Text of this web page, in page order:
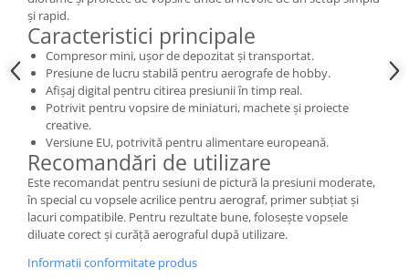
Vallejo Auxiliaries
Vallejo Acrylic Textures
Vopsea la sticluta
Vallejo Liquid Gold
Vallejo Surface Primer
Vallejo Weathering Effects
Vallejo Model Wash
Vallejo Metal Color
AK Interactive
Vopsea Chrome
Creioane Weathering
și rapid.
Caracteristici principale
Compresor mini, ușor de depozitat și transportat.
Presiune de lucru stabilă pentru aerografe de hobby.
Afișaj digital pentru citirea presiunii în timp real.
Potrivit pentru vopsire de miniaturi, machete și proiecte
creative.
Versiune EU, potrivită pentru alimentare europeană.
Recomandări de utilizare
Este recomandat pentru sesiuni de pictură la presiuni moderate,
în special cu vopsele acrilice pentru aerograf, primer subțiat și
lacuri compatibile. Pentru rezultate bune, folosește vopsele
diluate corect și curăță aerograful după utilizare.
Informatii conformitate produs